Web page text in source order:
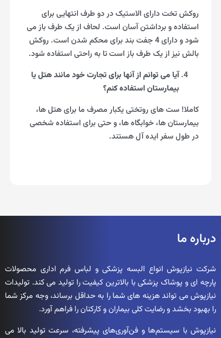
روکش تخت دارای الاستیک در دو طرف انتهایی برای
استفاده و برداشتن آسان است. لحاف از یک طرف باز می
شود و دارای 4 جفت بند برای محکم شدن است. روکش
بالش نیز از یک طرف باز است تا به راحتی استفاده شود.
آیا می توانم از آنها برای تجارت خود مانند هتل یا
بیمارستان استفاده کنم؟
کاملا! ست های روتختی یکبار مصرف ما برای هتل ها،
بیمارستان ها، خوابگاه ها، و حتی برای استفاده شخصی
در طول سفر ایده آل هستند.
درباره ما
شرکت نیازپوش انواع البسه پزشکی و لباس فرم اداری محصولات
پارچه ای و پوشاک پزشکی با بالاترین کیفیت را تولید می کند. تولیدات
نیازپوش می تواند هزینه های شما را به حداقل برساند، وجه مرکز شما
را بهبود بخشد و رضایت کلی بیماران و کارکنان را فراهم آورد.
نیازپوش با سیستم‌ها و فن‌آوری‌های پیشرفته، سرعت تولید بالا می